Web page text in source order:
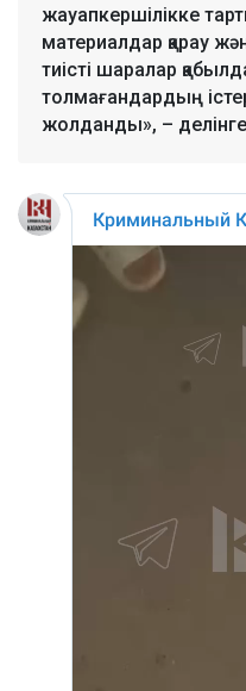
жауапкершілікке
материалдар қарау
тиісті шаралар
толмағандардың
жолданды», –